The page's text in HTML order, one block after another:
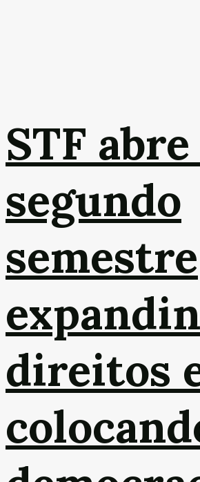
STF
segundo
semestre
direitos